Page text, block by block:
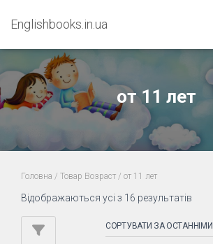
Englishbooks.in.ua
от 11 лет
Головна / Товар Возраст / от 11 лет
Відображаються усі з 16 результатів
latest